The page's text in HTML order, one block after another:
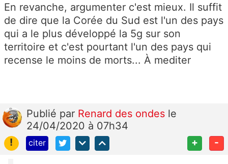
En revanche, argumenter c'est mieux. Il suffit
de dire que la Corée du Sud est l'un des pays
qui a le plus développé la 5g sur son
territoire et c'est pourtant l'un des pays qui
recense le moins de morts... À mediter
Publié par Renard des ondes le
24/04/2020 à 07h34
!
citer + -